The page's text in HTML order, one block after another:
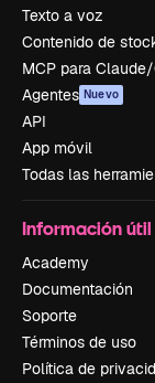
Texto a voz
Contenido de
MCP para
Agentes Nuevo
API
App móvil
Todas las
Información útil
Academy
Documentación
Soporte
Términos de uso
Política de